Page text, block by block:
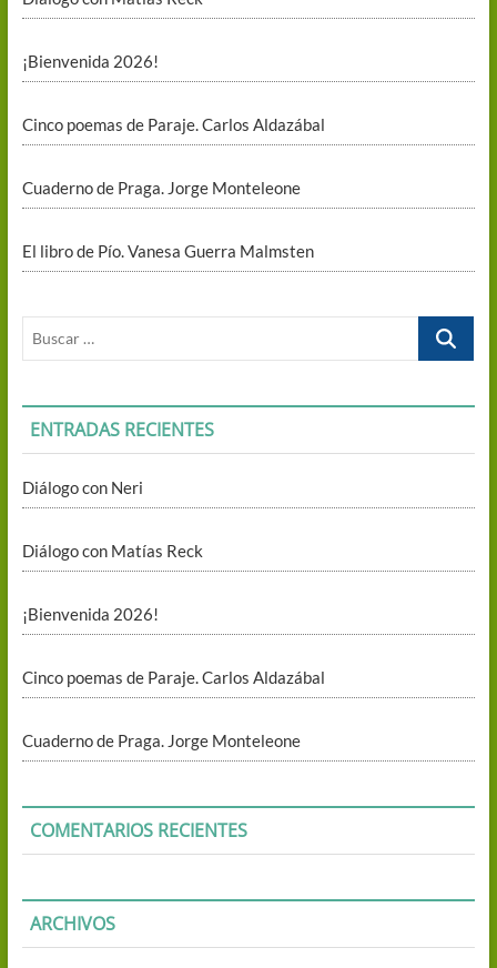
¡Bienvenida 2026!
Cinco poemas de Paraje. Carlos Aldazábal
Cuaderno de Praga. Jorge Monteleone
El libro de Pío. Vanesa Guerra Malmsten
Buscar
ENTRADAS RECIENTES
Diálogo con Neri
Diálogo con Matías Reck
¡Bienvenida 2026!
Cinco poemas de Paraje. Carlos Aldazábal
Cuaderno de Praga. Jorge Monteleone
COMENTARIOS RECIENTES
ARCHIVOS